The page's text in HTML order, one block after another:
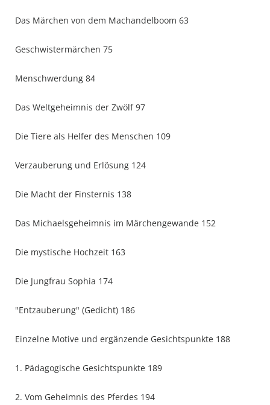
Das Märchen von dem Machandelboom 63
Geschwistermärchen 75
Menschwerdung 84
Das Weltgeheimnis der Zwölf 97
Die Tiere als Helfer des Menschen 109
Verzauberung und Erlösung 124
Die Macht der Finsternis 138
Das Michaelsgeheimnis im Märchengewande 152
Die mystische Hochzeit 163
Die Jungfrau Sophia 174
"Entzauberung" (Gedicht) 186
Einzelne Motive und ergänzende Gesichtspunkte 188
1. Pädagogische Gesichtspunkte 189
2. Vom Geheimnis des Pferdes 194